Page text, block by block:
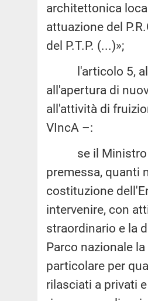
architettonica
attuazione del
del P.T.P. (...)»;
l'articolo 5,
all'apertura di
all'attività di
VIncA –:
se il Ministro
premessa, quanti
costituzione
intervenire, con
straordinario e la
Parco nazionale
particolare per
rilasciati a privati